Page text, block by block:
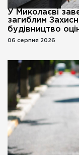
У Миколаєві
загиблим
будівництво
06 серпня 2026